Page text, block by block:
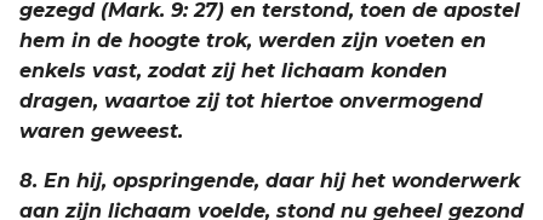
gezegd (Mark. 9: 27) en terstond, toen de apostel
hem in de hoogte trok, werden zijn voeten en
enkels vast, zodat zij het lichaam konden
dragen, waartoe zij tot hiertoe onvermogend
waren geweest.
8. En hij, opspringende, daar hij het wonderwerk
aan zijn lichaam voelde, stond nu geheel gezond